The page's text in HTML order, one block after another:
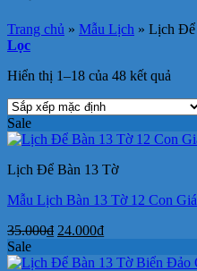
Trang chủ » Mẫu Lịch » Lịch Để
Lọc
Hiển thị 1–18 của 48 kết quả
Sale
Lịch Để Bàn 13 Tờ
Mẫu Lịch Bàn 13 Tờ 12 Con
35.000₫ Giá
là:
24.000₫Giá
tại
Sale